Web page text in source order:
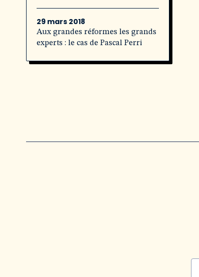
29 mars 2018
Aux grandes réformes les grands
experts : le cas de Pascal Perri